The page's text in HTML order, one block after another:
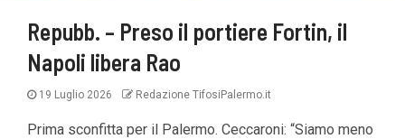
Repubb. – Preso il portiere Fortin, il
Napoli libera Rao
19 Luglio 2026 Redazione TifosiPalermo.it
Prima sconfitta per il Palermo. Ceccaroni: “Siamo meno